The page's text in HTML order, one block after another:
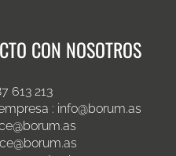
CON NOSOTROS
613 213
: info@borum.as